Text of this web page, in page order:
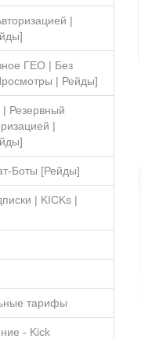
|
ГЕО | Без
| Рейды]
Резервный
|
Боты [Рейды]
| KICKs |
тарифы
- Kick